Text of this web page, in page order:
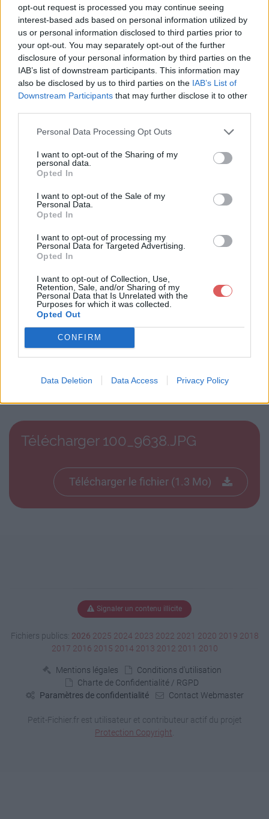
opt-out request is processed you may continue seeing
interest-based ads based on personal information utilized by
us or personal information disclosed to third parties prior to
your opt-out. You may separately opt-out of the further
disclosure of your personal information by third parties on the
IAB’s list of downstream participants. This information may
also be disclosed by us to third parties on the IAB’s List of
Downstream Participants that may further disclose it to other
Personal Data Processing Opt Outs
I want to opt-out of the Sharing of my
personal data.
Opted In
I want to opt-out of the Sale of my
Personal Data.
Opted In
I want to opt-out of processing my
Personal Data for Targeted Advertising.
Opted In
I want to opt-out of Collection, Use,
Retention, Sale, and/or Sharing of my
Personal Data that Is Unrelated with the
Purposes for which it was collected.
Opted Out
CONFIRM
Data Deletion Data Access Privacy Policy
Partager le fichier 100_9638.JPG
sur le Web et les réseaux
sociaux:
Télécharger 100_9638.JPG
Télécharger le fichier (1.3 Mo)
Signaler un contenu illicite
Fichiers publics: 2026 2025 2024 2023 2022 2021 2020 2019 2018
2017 2016 2015 2014 2013 2012 2011 2010
Mentions légales
Conditions d'utilisation
Charte de Confidentialité / RGPD
Paramètres de confidentialité
Contact Webmaster
Petit-Fichier.fr est utilisateur et contributeur actif du projet
Protection Copyright.